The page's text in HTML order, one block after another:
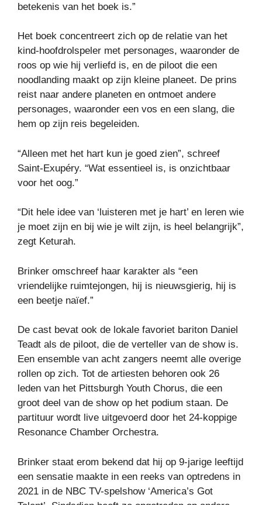
betekenis van het boek is.”
Het boek concentreert zich op de relatie van het
kind-hoofdrolspeler met personages, waaronder de
roos op wie hij verliefd is, en de piloot die een
noodlanding maakt op zijn kleine planeet. De prins
reist naar andere planeten en ontmoet andere
personages, waaronder een vos en een slang, die
hem op zijn reis begeleiden.
“Alleen met het hart kun je goed zien”, schreef
Saint-Exupéry. “Wat essentieel is, is onzichtbaar
voor het oog.”
“Dit hele idee van ‘luisteren met je hart’ en leren wie
je moet zijn en bij wie je wilt zijn, is heel belangrijk”,
zegt Keturah.
Brinker omschreef haar karakter als “een
vriendelijke ruimtejongen, hij is nieuwsgierig, hij is
een beetje naïef.”
De cast bevat ook de lokale favoriet bariton Daniel
Teadt als de piloot, die de verteller van de show is.
Een ensemble van acht zangers neemt alle overige
rollen op zich. Tot de artiesten behoren ook 26
leden van het Pittsburgh Youth Chorus, die een
groot deel van de show op het podium staan. De
partituur wordt live uitgevoerd door het 24-koppige
Resonance Chamber Orchestra.
Brinker staat erom bekend dat hij op 9-jarige leeftijd
een sensatie maakte in een reeks van optredens in
2021 in de NBC TV-spelshow ‘America’s Got